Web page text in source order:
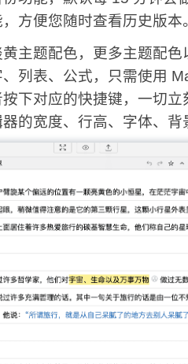
方便您随时查看历史版本
主题配色，更多主题配色
列表、公式，只需使用
下对应的快捷键，一切
的宽度、行高、字体、背